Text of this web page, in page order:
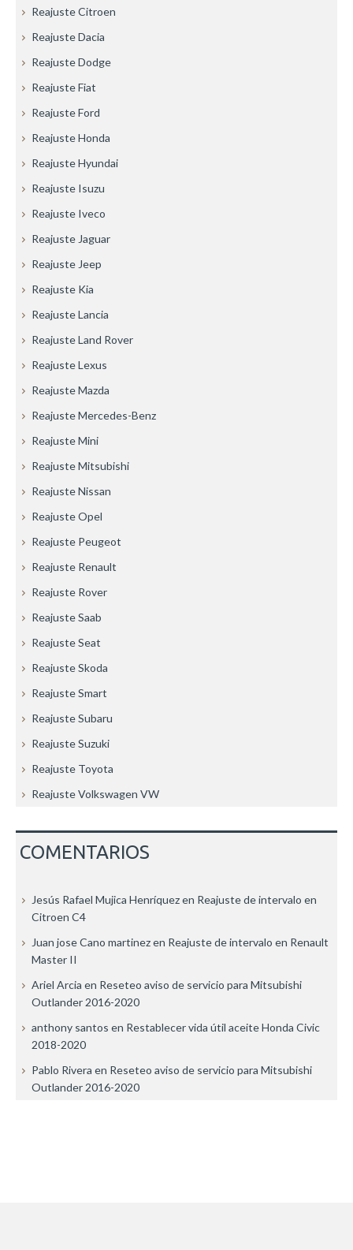
Reajuste Citroen
Reajuste Dacia
Reajuste Dodge
Reajuste Fiat
Reajuste Ford
Reajuste Honda
Reajuste Hyundai
Reajuste Isuzu
Reajuste Iveco
Reajuste Jaguar
Reajuste Jeep
Reajuste Kia
Reajuste Lancia
Reajuste Land Rover
Reajuste Lexus
Reajuste Mazda
Reajuste Mercedes-Benz
Reajuste Mini
Reajuste Mitsubishi
Reajuste Nissan
Reajuste Opel
Reajuste Peugeot
Reajuste Renault
Reajuste Rover
Reajuste Saab
Reajuste Seat
Reajuste Skoda
Reajuste Smart
Reajuste Subaru
Reajuste Suzuki
Reajuste Toyota
Reajuste Volkswagen VW
COMENTARIOS
Jesús Rafael Mujica Henríquezen Reajuste de intervalo en
Citroen C4
Juan jose Cano martinezen Reajuste de intervalo en Renault
Master II
Ariel Arcia en Reseteo aviso de servicio para Mitsubishi
Outlander 2016-2020
anthony santos en Restablecer vida útil aceite Honda Civic
2018-2020
Pablo Rivera en Reseteo aviso de servicio para Mitsubishi
Outlander 2016-2020